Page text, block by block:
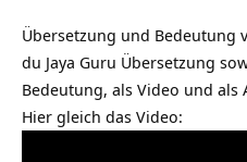
Übersetzung und Bedeutung
du Jaya Guru Übersetzung
Bedeutung, als Video und als
Hier gleich das Video: